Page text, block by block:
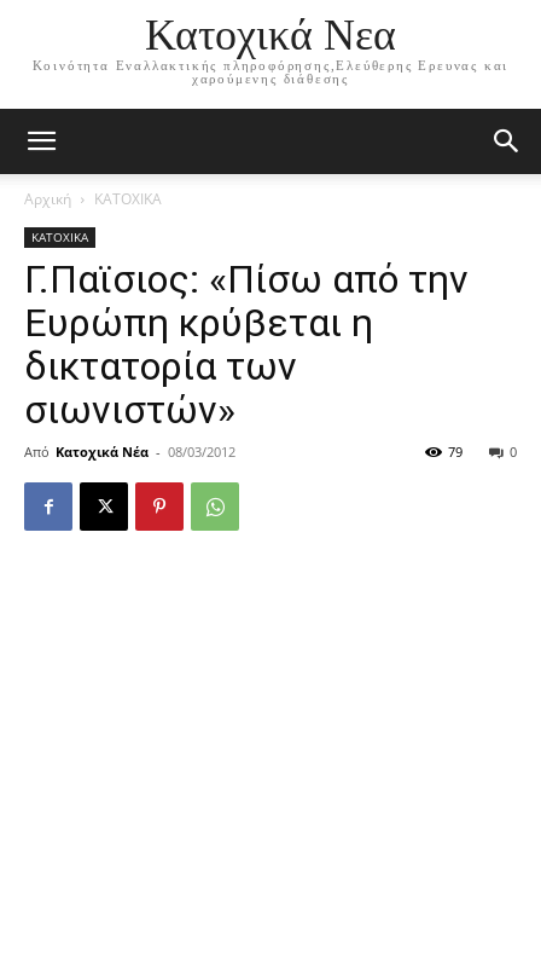
Κατοχικά Νεα
Κοινότητα Εναλλακτικής πληροφόρησης,Ελεύθερης Ερευνας και
χαρούμενης διάθεσης
Αρχική ΚΑΤΟΧΙΚΑ
ΚΑΤΟΧΙΚΑ
Γ.Παϊσιος: «Πίσω από την
Ευρώπη κρύβεται η
δικτατορία των
σιωνιστών»
Από Κατοχικά Νέα - 08/03/2012 0
79